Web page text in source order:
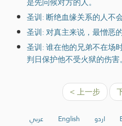
圣训: 断绝血缘关系的人不
圣训: 对真主来说，最憎恶
圣训: 谁在他的兄弟不在场
判日保护他不受火狱的伤害。
< 上一步
عربي English اردو